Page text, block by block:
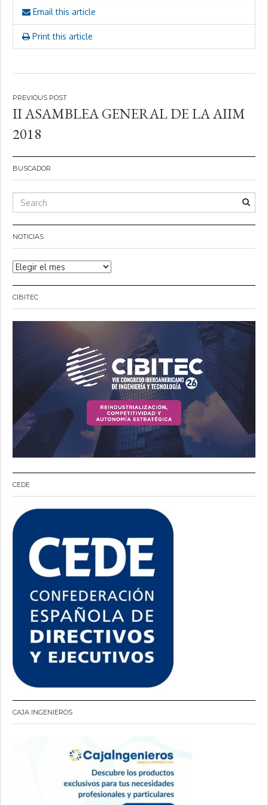
Email this article
Print this article
Navegación
de
entradas
II ASAMBLEA GENERAL DE LA AIIM
2018
BUSCADOR
NOTICIAS
Noticias
CIBITEC
CEDE
CAJA INGENIEROS